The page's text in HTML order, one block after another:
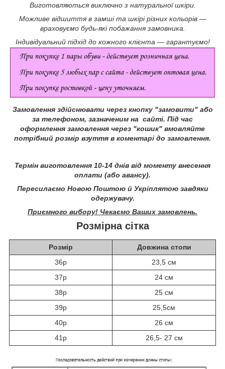
Виготовляються виключно з натуральної шкіри.
Можливе відшиття в замші та шкірі різних кольорів —
враховуємо будь-які побажання замовника.
Індивідуальний підхід до кожного клієнта — гарантуємо!
Замовлення здійснювати через кнопку "замовити" або
за телефоном, зазначеним на сайті. Під час
оформлення замовлення через "кошик" вмовляйте
потрібний розмір взуття в коментарі до замовлення.
Термін виготовлення 10-14 днів від моменту внесення
оплати (або авансу).
Пересилаємо Новою Поштою й Укріплятою завдяки
одержувачу.
Приємного вибору! Чекаємо Ваших замовлень.
Розмірна сітка
Розмір
Довжина стопи
36р
23,5 см
37р
24 см
38р
25 см
39р
25,5см
40р
26 см
41р
26,5- 27 см